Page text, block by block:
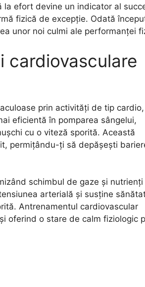
efort devine un indicator al
fizică de excepție. Odată
unor noi culmi ale performanței
cardiovasculare
prin activități de tip
eficientă în pomparea sângelui,
cu o viteză sporită. Această
permițându-ți să depășești
schimbul de gaze și nutrienți
arterială și susține
Antrenamentul cardiovascular
oferind o stare de calm fiziologic